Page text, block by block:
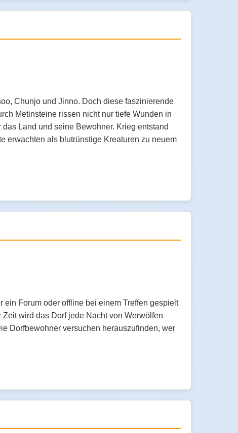
Chunjo und Jinno. Doch diese faszinierende
Metinsteine rissen nicht nur tiefe Wunden in
Land und seine Bewohner. Krieg entstand
erwachten als blutrünstige Kreaturen zu neuem
Forum oder offline bei einem Treffen gespielt
wird das Dorf jede Nacht von Werwölfen
Dorfbewohner versuchen herauszufinden, wer